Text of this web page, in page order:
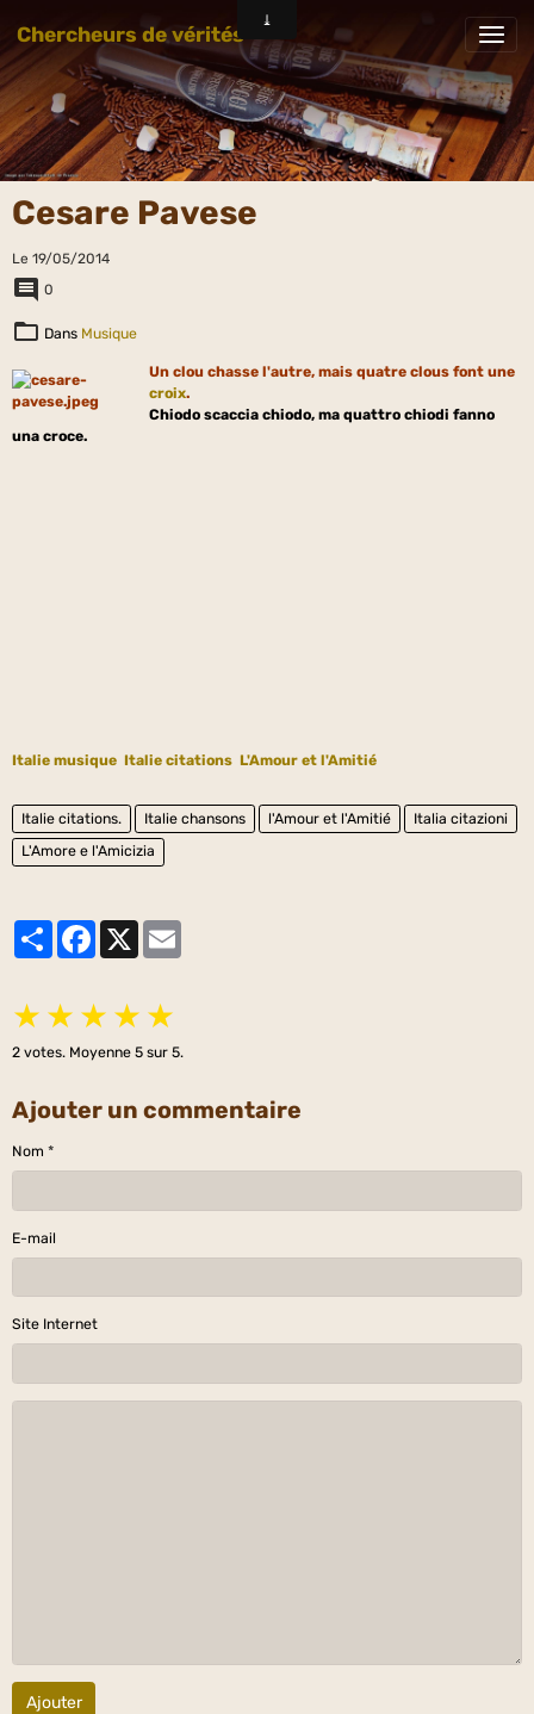
Chercheurs de vérités
Cesare Pavese
Le 19/05/2014
0
Dans Musique
Un clou chasse l'autre, mais quatre clous font une
croix.
Chiodo scaccia chiodo, ma quattro chiodi fanno
una croce.
Italie musique Italie citations L'Amour et l'Amitié
Italie citations. Italie chansons l'Amour et l'Amitié
Italia citazioni
L'Amore e l'Amicizia
PartagerFacebook
★ ★ ★ ★ ★
2 votes. Moyenne 5 sur 5.
Ajouter un commentaire
Nom
E-mail
Site Internet
Ajouter